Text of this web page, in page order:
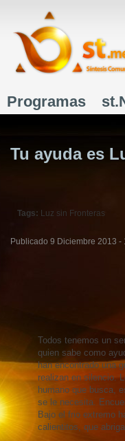
Menú principal
Programas
Tu ayuda es
Tags: Luz sin Fronteras
Publicado 9 Diciembre 2013 -
Todos tenemos un
quien sabe como
han encontrado una
realizan en silencio.
humano que busca,
se le necesita.
Bajo el frio extremo
calientitos, que